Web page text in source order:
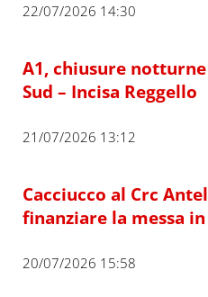
22/07/2026 14:30
A1, chiusure
Sud – Incisa Reggello
21/07/2026 13:12
Cacciucco al Crc
finanziare la messa
20/07/2026 15:58